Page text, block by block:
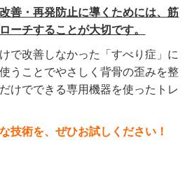
善・再発防止に導くためには、筋
ーチすることが大切です。
で改善しなかった「すべり症 」に
うことでやさしく背骨の歪みを整
けでできる専用機器を使ったトレ
技術を、ぜひお試しください！